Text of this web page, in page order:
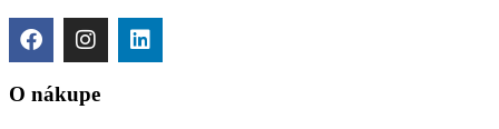
O nákupe